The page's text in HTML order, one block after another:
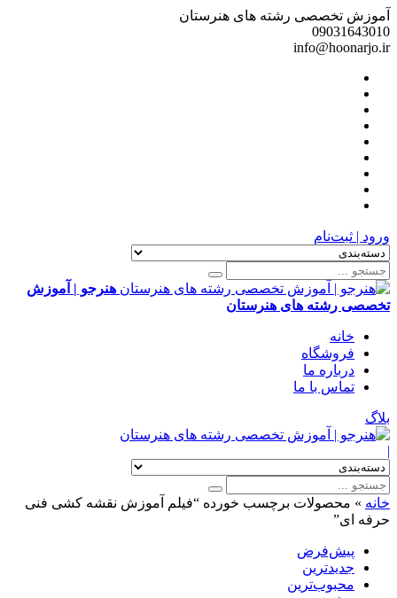
آموزش تخصصی رشته های هنرستان
09031643010
info@hoonarjo.ir
ورود | ثبت‌نام
هنرجو | آموزش
تخصصی رشته های هنرستان
خانه
فروشگاه
درباره ما
تماس با ما
بلاگ
|
خانه » محصولات برچسب خورده “فیلم آموزش نقشه کشی فنی
حرفه ای”
پیش‌فرض
جدیدترین
محبوب‌ترین